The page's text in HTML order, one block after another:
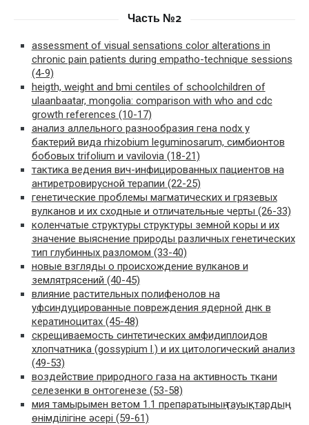
Часть №2
assessment of visual sensations color alterations in
chronic pain patients during empatho-technique sessions
(4-9)
heigth, weight and bmi centiles of schoolchildren of
ulaanbaatar, mongolia: comparison with who and cdc
growth references (10-17)
анализ аллельного разнообразия гена nodx у
бактерий вида rhizobium leguminosarum, симбионтов
бобовых trifolium и vavilovia (18-21)
тактика ведения вич-инфицированных пациентов на
антиретровирусной терапии (22-25)
генетические проблемы магматических и грязевых
вулканов и их сходные и отличательные черты (26-33)
коленчатые структуры структуры земной коры и их
значение выяснение природы различных генетических
тип глубинных разломом (33-40)
новые взгляды о происхождение вулканов и
землятрясений (40-45)
влияние растительных полифенолов на
уфсиндуцированные повреждения ядерной днк в
кератиноцитах (45-48)
скрещиваемость синтетических амфидиплоидов
хлопчатника (gossypium l.) и их цитологический анализ
(49-53)
воздействие природного газа на активность ткани
селезенки в онтогенезе (53-58)
мия тамырымен ветом 1.1 препаратының тауықтардың
өнімділігіне әсері (59-61)